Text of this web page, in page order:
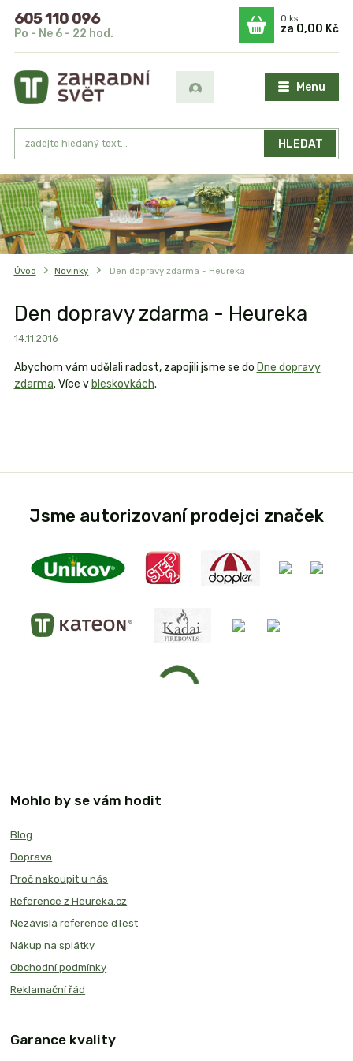
Menu
HLEDAT
605 110 096
Po - Ne 6 - 22 hod.
0ks
za 0,00 Kč
Úvod Novinky Den dopravy zdarma - Heureka
Den dopravy zdarma - Heureka
14.11.2016
Abychom vám udělali radost, zapojili jsme se do Dne dopravy
zdarma. Více v bleskovkách.
Jsme autorizovaní prodejci značek
Mohlo by se vám hodit
Blog
Doprava
Proč nakoupit u nás
Reference z Heureka.cz
Nezávislá reference dTest
Nákup na splátky
Obchodní podmínky
Reklamační řád
Garance kvality